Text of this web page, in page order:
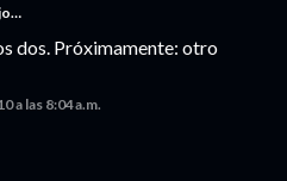
dos. Próximamente: otro
a las 8:04 a.m.